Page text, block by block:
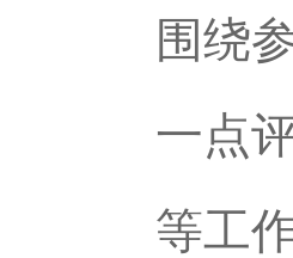
围绕
一点
等工